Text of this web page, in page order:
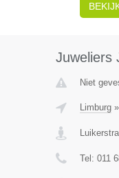
Juweliers
Niet
Limburg»
Tel: 011